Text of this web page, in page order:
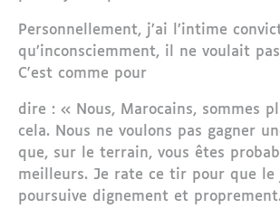
Personnellement, j’ai l’intime
qu’inconsciemment, il ne voulait
C'est comme pour
dire : « Nous, Marocains, sommes
cela. Nous ne voulons pas gagner
que, sur le terrain, vous êtes
meilleurs. Je rate ce tir pour que le
poursuive dignement et